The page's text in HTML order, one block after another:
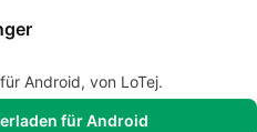
Android, von LoTej.
für Android